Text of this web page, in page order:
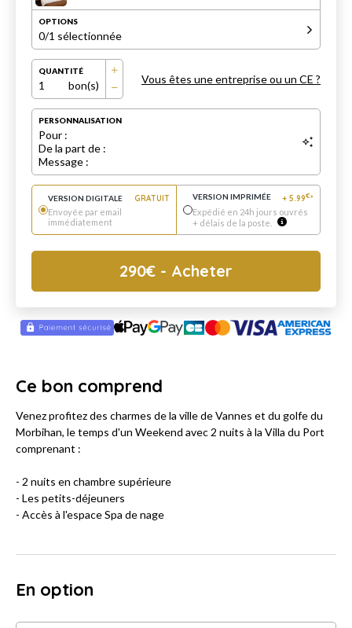
OPTIONS
0/1 sélectionnée
QUANTITÉ
1 bon(s) Vous êtes une entreprise ou un CE ?
PERSONNALISATION
Pour :
De la part de :
Message :
VERSION DIGITALE
GRATUIT
Envoyée par email
immédiatement
VERSION IMPRIMÉE + 5.99€*
Expédié en 24h jours ouvrés
+ délais de la poste.
290€ - Acheter
Ce bon comprend
Venez profitez des charmes de la ville de Vannes et du golfe du
Morbihan, le temps d'un Weekend avec 2 nuits à la Villa du Port
comprenant :
- 2 nuits en chambre supérieure
- Les petits-déjeuners
- Accès à l'espace Spa de nage
En option